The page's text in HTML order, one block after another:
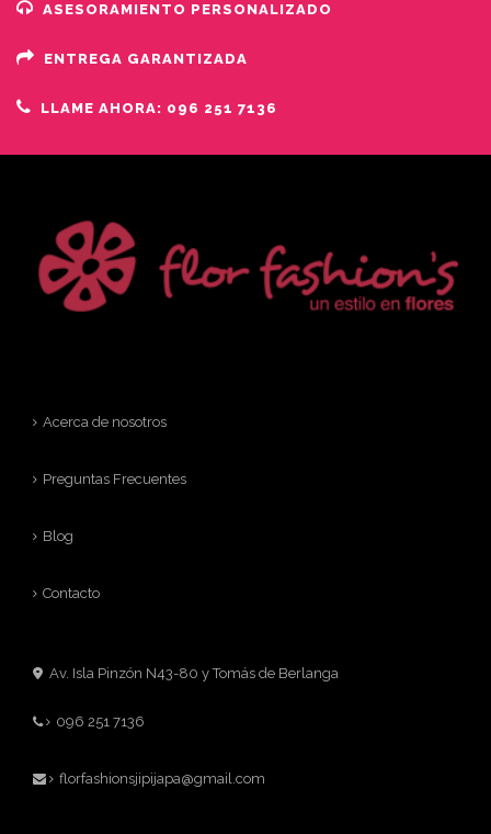
ASESORAMIENTO PERSONALIZADO
ENTREGA GARANTIZADA
LLAME AHORA: 096 251 7136
Acerca de nosotros
Preguntas Frecuentes
Blog
Contacto
Av. Isla Pinzón N43-80 y Tomás de Berlanga
096 251 7136
florfashionsjipijapa@gmail.com